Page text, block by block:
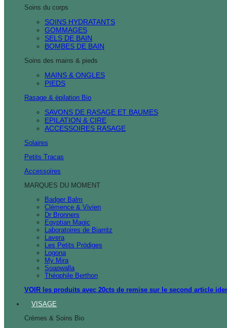
Soins du corps
SOINS HYDRATANTS
GOMMAGES
SELS DE BAIN
BOMBES DE BAIN
Soins des mains & pieds
MAINS & ONGLES
PIEDS
Rasage & épilation Bio
SAVONS DE RASAGE ET BAUMES
EPILATION & CIRE
ACCESSOIRES RASAGE
Solaires
Petits Tracas
Accessoires
MARQUES DU MOMENT
Badger Balm
Clémence & Vivien
Dr Bronners
Egyptian Magic
Laboratoires de Biarritz
Lavera
Les Petits Prödiges
Logona
My Mira
Soapwalla
Théophile Berthon
VOIR les produits avec 20cts de remise sur le second article
VISAGE
Crèmes & Soins Bio